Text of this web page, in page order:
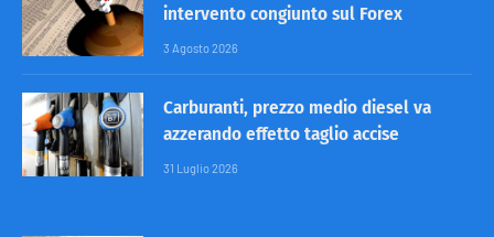
intervento congiunto sul Forex
3 Agosto 2026
Carburanti, prezzo medio diesel va
azzerando effetto taglio accise
31 Luglio 2026